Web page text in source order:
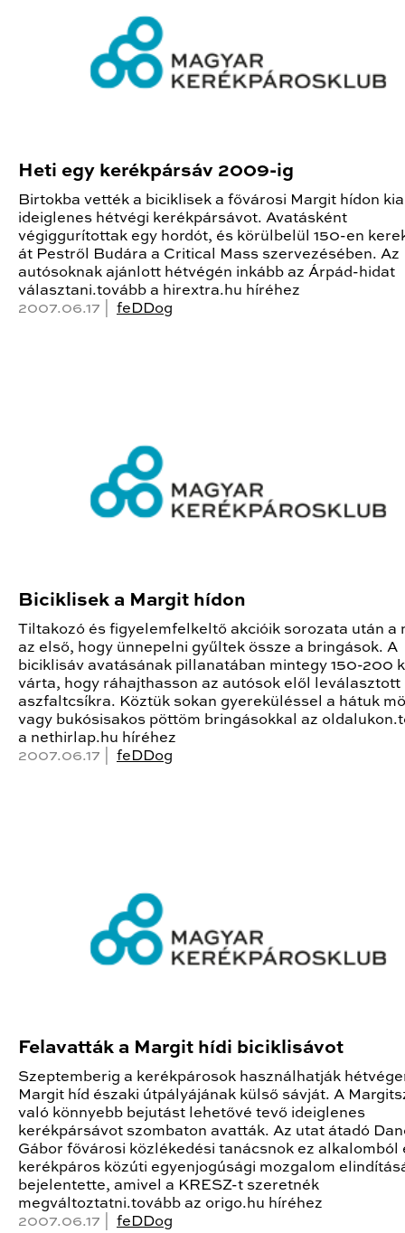
Heti egy kerékpársáv 2009-ig
Birtokba vették a biciklisek a fővárosi Margit hídon
ideiglenes hétvégi kerékpársávot. Avatásként
végiggurítottak egy hordót, és körülbelül 150-en
át Pestről Budára a Critical Mass szervezésében. Az
autósoknak ajánlott hétvégén inkább az Árpád-hidat
választani.tovább a hirextra.hu híréhez
2007.06.17 | feDDog
Biciklisek a Margit hídon
Tiltakozó és figyelemfelkeltő akcióik sorozata után a
az első, hogy ünnepelni gyűltek össze a bringások. A
biciklisáv avatásának pillanatában mintegy 150-200
várta, hogy ráhajthasson az autósok elől leválasztott
aszfaltcsíkra. Köztük sokan gyereküléssel a hátuk
vagy bukósisakos pöttöm bringásokkal az
a nethirlap.hu híréhez
2007.06.17 | feDDog
Felavatták a Margit hídi biciklisávot
Szeptemberig a kerékpárosok használhatják
Margit híd északi útpályájának külső sávját. A
való könnyebb bejutást lehetővé tevő ideiglenes
kerékpársávot szombaton avatták. Az utat átadó
Gábor fővárosi közlékedési tanácsnok ez alkalomból
kerékpáros közúti egyenjogúsági mozgalom
bejelentette, amivel a KRESZ-t szeretnék
megváltoztatni.tovább az origo.hu híréhez
2007.06.17 | feDDog